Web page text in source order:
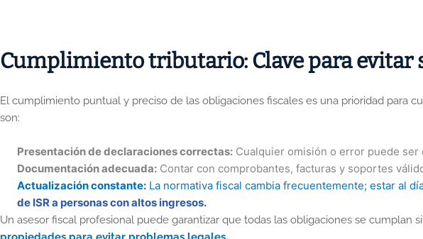
Cumplimiento tributario: Clave para evitar
El cumplimiento puntual y preciso de las obligaciones fiscales es una prioridad para
son:
Presentación de declaraciones correctas:Cualquier omisión o error puede ser
Documentación adecuada:Contar con comprobantes, facturas y soportes
Actualización constante:La normativa fiscal cambia frecuentemente; estar al
de ISR a personas con altos ingresos.
Un asesor fiscal profesional puede garantizar que todas las obligaciones se